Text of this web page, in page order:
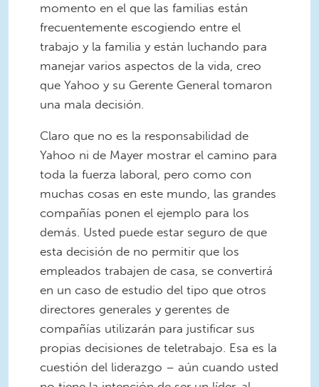
momento en el que las familias están
frecuentemente escogiendo entre el
trabajo y la familia y están luchando para
manejar varios aspectos de la vida, creo
que Yahoo y su Gerente General tomaron
una mala decisión.
Claro que no es la responsabilidad de
Yahoo ni de Mayer mostrar el camino para
toda la fuerza laboral, pero como con
muchas cosas en este mundo, las grandes
compañías ponen el ejemplo para los
demás. Usted puede estar seguro de que
esta decisión de no permitir que los
empleados trabajen de casa, se convertirá
en un caso de estudio del tipo que otros
directores generales y gerentes de
compañías utilizarán para justificar sus
propias decisiones de teletrabajo. Esa es la
cuestión del liderazgo – aún cuando usted